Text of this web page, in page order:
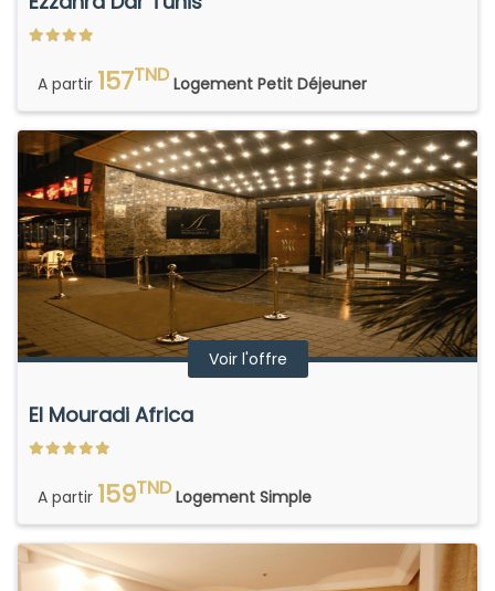
A partir 157TND Logement Petit Déjeuner
Voir l'offre
El Mouradi Africa
A partir 159TND Logement Simple